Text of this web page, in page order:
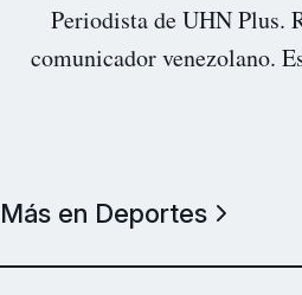
Periodista de UHN Plus.
comunicador venezolano.
Más en Deportes